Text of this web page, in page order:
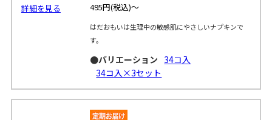
詳細を見る 495円(税込)～
はだおもいは生理中の敏感肌にやさしいナプキンで
す。
●バリエーション 34コ入
34コ入×3セット